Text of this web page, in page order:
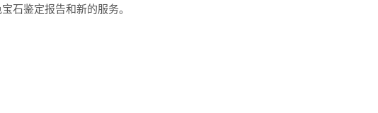
石鉴定报告和新的服务。